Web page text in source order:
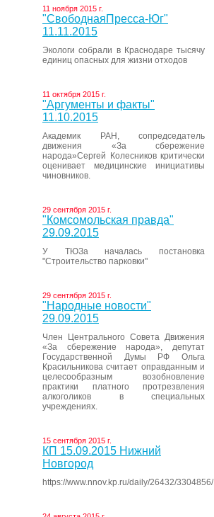
11 ноября 2015 г.
"СвободнаяПресса-Юг"
11.11.2015
Экологи собрали в Краснодаре тысячу
единиц опасных для жизни отходов
11 октября 2015 г.
"Аргументы и факты"
11.10.2015
Академик РАН, сопредседатель
движения «За сбережение
народа»Сергей Колесников критически
оценивает медицинские инициативы
чиновников.
29 сентября 2015 г.
"Комсомольская правда"
29.09.2015
У ТЮЗа началась постановка
"Строительство парковки"
29 сентября 2015 г.
"Народные новости"
29.09.2015
Член Центрального Совета Движения
«За сбережение народа», депутат
Государственной Думы РФ Ольга
Красильникова считает оправданным и
целесообразным возобновление
практики платного протрезвления
алкоголиков в специальных
учреждениях.
15 сентября 2015 г.
КП 15.09.2015 Нижний
Новгород
https://www.nnov.kp.ru/daily/26432/3304856/